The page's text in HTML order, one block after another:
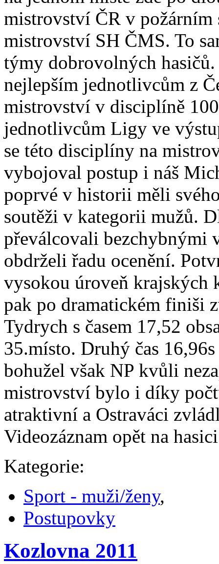
mistrovství ČR v požárním
mistrovství SH ČMS. To
týmy dobrovolných
nejlepším jednotlivcům z
mistrovství v disciplíně
jednotlivcům Ligy ve
se této disciplíny na
vybojoval postup i náš
poprvé v historii měli
soutěži v kategorii mužů.
převálcovali bezchybnými
obdrželi řadu ocenění.
vysokou úroveň krajských
pak po dramatickém finiši
Tydrych s časem 17,52
35.místo. Druhý čas
bohužel však NP kvůli
mistrovství bylo i díky
atraktivní a Ostraváci
Videozáznam opět na
Kategorie:
Sport - muži/ženy,
Postupovky
Kozlovna 2011